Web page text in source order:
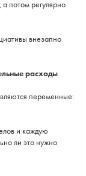
потом регулярно
внезапно
расходы
переменные:
и каждую
ли это нужно